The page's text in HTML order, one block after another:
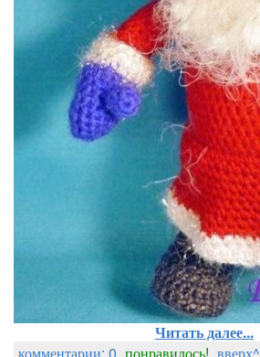
Читать далее...